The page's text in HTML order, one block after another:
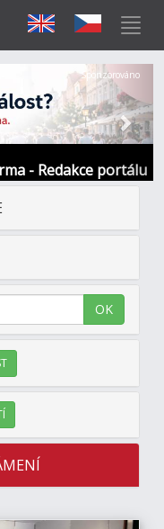
- Redakce portálu
Další
Sponzorováno
OK